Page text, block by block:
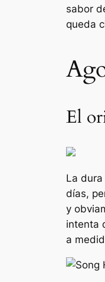
sabor
queda
El
La
días,
y
intenta
a